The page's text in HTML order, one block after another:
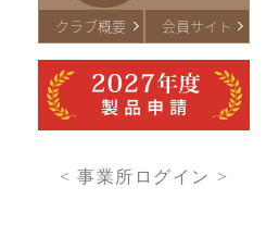
クラブ概要 会員サイト
< 事業所ログイン >